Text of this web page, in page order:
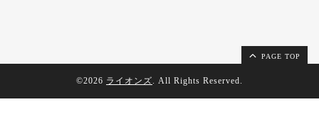
PAGE TOP
©2026 ライオンズ. All Rights Reserved.